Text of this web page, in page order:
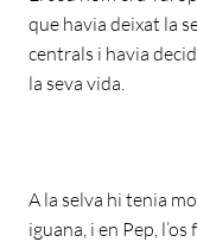
que havia deixat la
centrals i havia
la seva vida.
A la selva hi tenia
iguana, i en Pep,